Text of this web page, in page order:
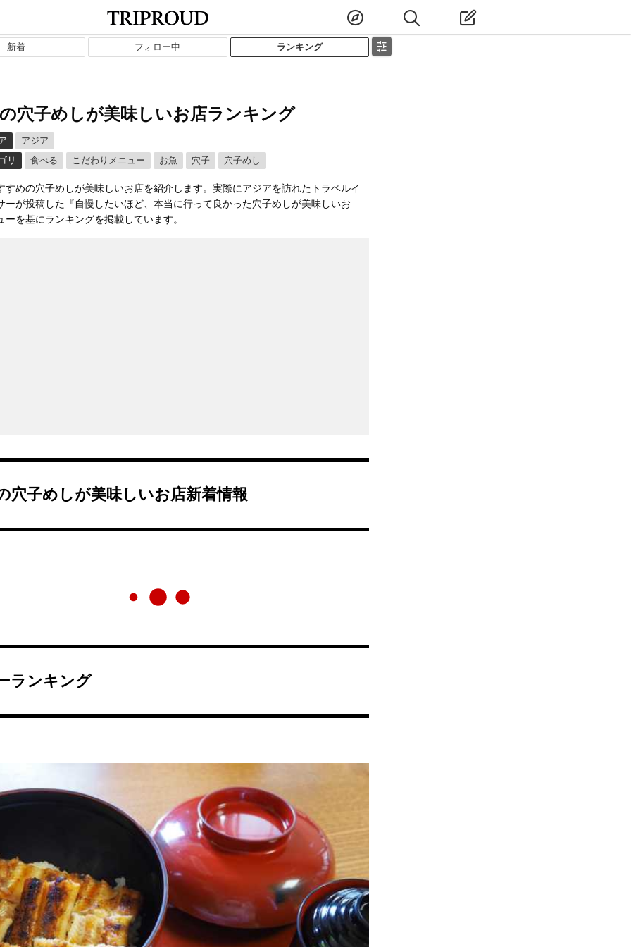
新着 フォロー中 ランキング
穴子めしが美味しいお店ランキング
アジア
リ
食べる こだわりメニュー お魚 穴子 穴子めし
すめの穴子めしが美味しいお店を紹介します。実際にアジアを訪れたトラベルイ
ーが投稿した『自慢したいほど、本当に行って良かった穴子めしが美味しいお
ーを基にランキングを掲載しています。
穴子めしが美味しいお店新着情報
ランキング